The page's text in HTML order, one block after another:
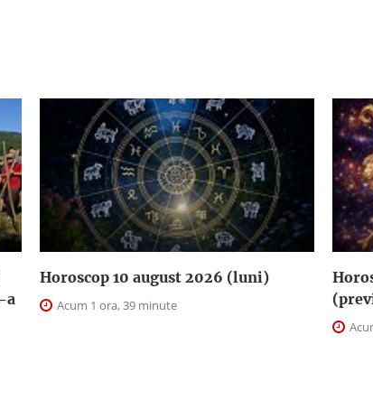
a
Horoscop 10 august 2026 (luni)
Acum 1 ora, 39 minute